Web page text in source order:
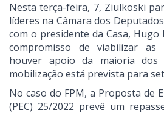
Nesta terça-feira, 7, Ziulkoski
líderes na Câmara dos
com o presidente da Casa,
compromisso de viabilizar as
houver apoio da maioria dos
mobilização está prevista para
No caso do FPM, a Proposta de
(PEC) 25/2022 prevê um